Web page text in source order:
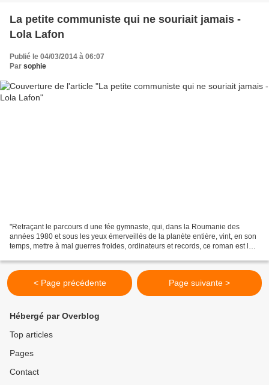
La petite communiste qui ne souriait jamais -
Lola Lafon
Publié le 04/03/2014 à 06:07
Par sophie
"Retraçant le parcours d une fée gymnaste, qui, dans la Roumanie des
années 1980 et sous les yeux émerveillés de la planète entière, vint, en son
temps, mettre à mal guerres froides, ordinateurs et records, ce roman est le
< Page précédente Page suivante >
Hébergé par Overblog
Top articles
Pages
Contact